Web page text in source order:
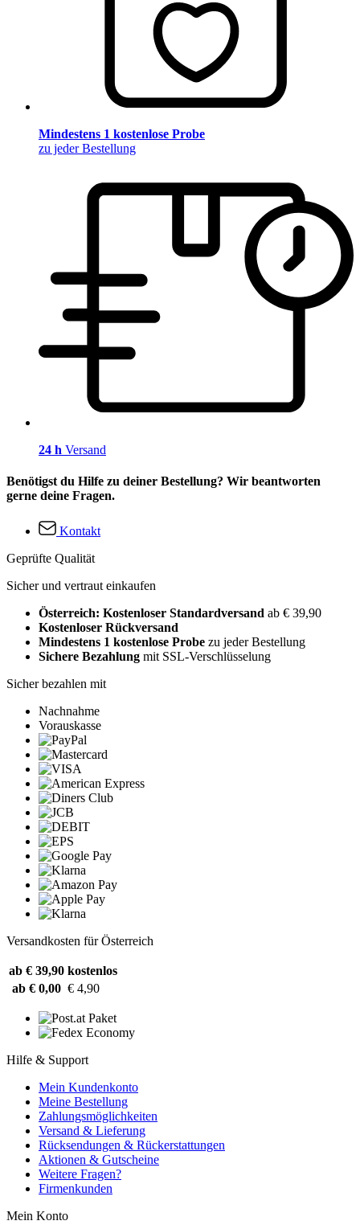
Mindestens 1 kostenlose Probe
zu jeder Bestellung
24 h Versand
Benötigst du Hilfe zu deiner Bestellung? Wir beantworten
gerne deine Fragen.
Kontakt
Geprüfte Qualität
Sicher und vertraut einkaufen
Österreich: Kostenloser Standardversand ab € 39,90
Kostenloser Rückversand
Mindestens 1 kostenlose Probe zu jeder Bestellung
Sichere Bezahlung mit SSL-Verschlüsselung
Sicher bezahlen mit
Nachnahme
Vorauskasse
Versandkosten für Österreich
ab € 39,90 kostenlos
ab € 0,00 € 4,90
Hilfe & Support
Mein Kundenkonto
Meine Bestellung
Zahlungsmöglichkeiten
Versand & Lieferung
Rücksendungen & Rückerstattungen
Aktionen & Gutscheine
Weitere Fragen?
Firmenkunden
Mein Konto